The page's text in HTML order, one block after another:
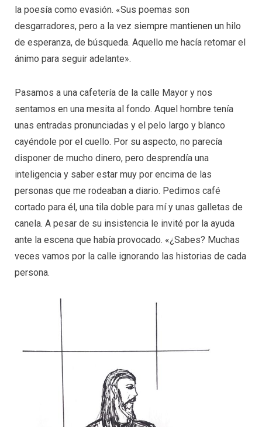
la poesía como evasión. «Sus poemas son
desgarradores, pero a la vez siempre mantienen un hilo
de esperanza, de búsqueda. Aquello me hacía retomar el
ánimo para seguir adelante».
Pasamos a una cafetería de la calle Mayor y nos
sentamos en una mesita al fondo. Aquel hombre tenía
unas entradas pronunciadas y el pelo largo y blanco
cayéndole por el cuello. Por su aspecto, no parecía
disponer de mucho dinero, pero desprendía una
inteligencia y saber estar muy por encima de las
personas que me rodeaban a diario. Pedimos café
cortado para él, una tila doble para mí y unas galletas de
canela. A pesar de su insistencia le invité por la ayuda
ante la escena que había provocado. «¿Sabes? Muchas
veces vamos por la calle ignorando las historias de cada
persona.